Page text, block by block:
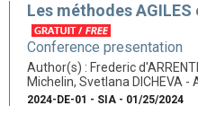
Les méthodes
Conference presentation
Author(s) : Frederic
Michelin, Svetlana DICHEVA -
2024-DE-01 - SIA - 01/25/2024